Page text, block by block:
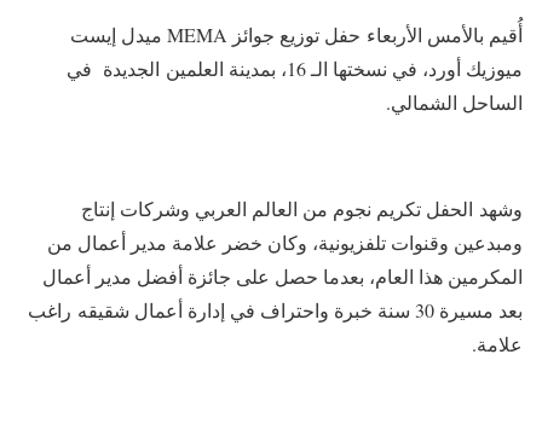
أُقيم بالأمس الأربعاء حفل توزيع جوائز MEMA ميدل إيست
ميوزيك أورد، في نسختها الـ 16، بمدينة العلمين الجديدة في
الساحل الشمالي.
وشهد الحفل تكريم نجوم من العالم العربي وشركات إنتاج
ومبدعين وقنوات تلفزيونية، وكان خضر علامة مدير أعمال من
المكرمين هذا العام، بعدما حصل على جائزة أفضل مدير أعمال
بعد مسيرة 30 سنة خبرة واحتراف في إدارة أعمال شقيقه راغب
علامة.